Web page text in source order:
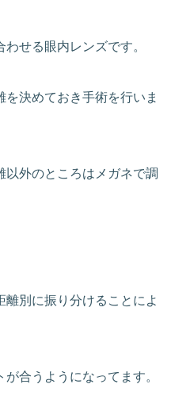
る眼内レンズです。
めておき手術を行いま
のところはメガネで調
に振り分けることによ
うようになってます。